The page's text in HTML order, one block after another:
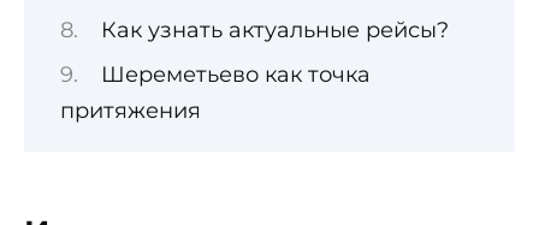
Как узнать актуальные рейсы?
Шереметьево как точка
притяжения